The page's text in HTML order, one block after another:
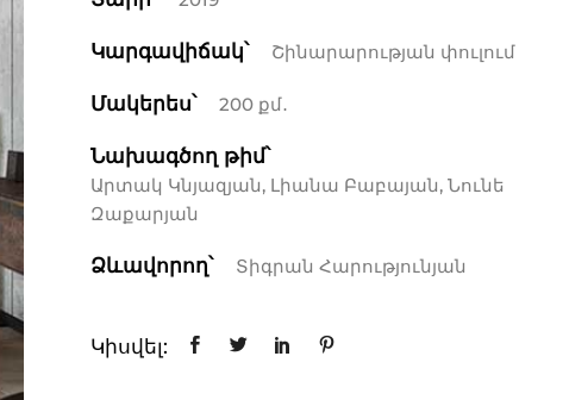
Կարգավիճակ՝ Շինարարության փուլում
Մակերես՝ 200 քմ․
Նախագծող թիմ՝
Արտակ Կնյազյան, Լիանա Բաբայան, Նունե
Զաքարյան
Ձևավորող՝ Տիգրան Հարությունյան
Կիսվել: